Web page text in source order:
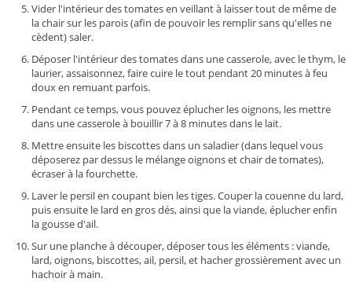
Vider l'intérieur des tomates en veillant à laisser tout de même de
la chair sur les parois (afin de pouvoir les remplir sans qu'elles ne
cèdent) saler.
Déposer l'intérieur des tomates dans une casserole, avec le thym, le
laurier, assaisonnez, faire cuire le tout pendant 20 minutes à feu
doux en remuant parfois.
Pendant ce temps, vous pouvez éplucher les oignons, les mettre
dans une casserole à bouillir 7 à 8 minutes dans le lait.
Mettre ensuite les biscottes dans un saladier (dans lequel vous
déposerez par dessus le mélange oignons et chair de tomates),
écraser à la fourchette.
Laver le persil en coupant bien les tiges. Couper la couenne du lard,
puis ensuite le lard en gros dés, ainsi que la viande, éplucher enfin
la gousse d'ail.
Sur une planche à découper, déposer tous les éléments : viande,
lard, oignons, biscottes, ail, persil, et hacher grossièrement avec un
hachoir à main.